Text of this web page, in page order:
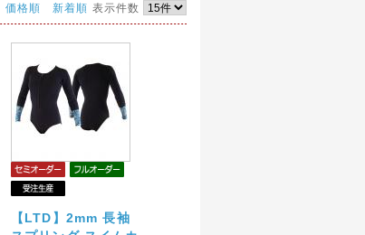
価格順 新着順 表示件数
【LTD】2mm 長袖